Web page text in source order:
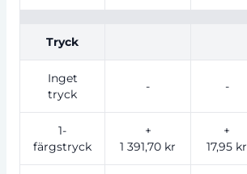
Tryck
Inget
tryck
- -
1-
färgstryck
+
1 391,70 kr
+
17,95 kr